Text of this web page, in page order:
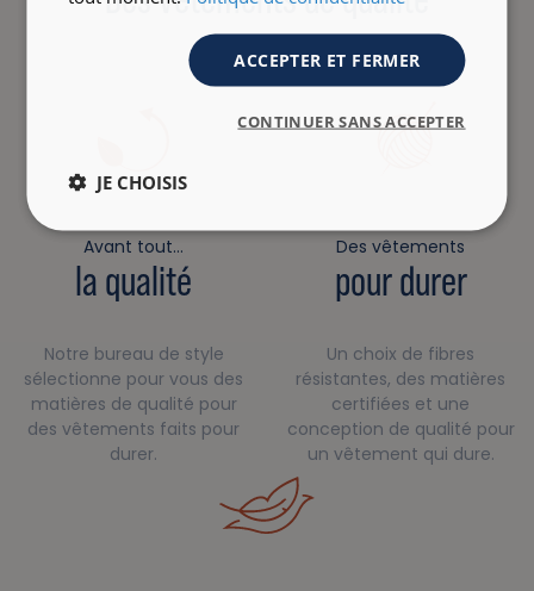
Avant tout…
la qualité
Notre bureau de style
sélectionne pour vous des
matières de qualité pour
des vêtements faits pour
durer.
Des vêtements
pour durer
Un choix de fibres
résistantes, des matières
certifiées et une
conception de qualité pour
un vêtement qui dure.
ACCEPTER ET FERMER
CONTINUER SANS ACCEPTER
JE CHOISIS